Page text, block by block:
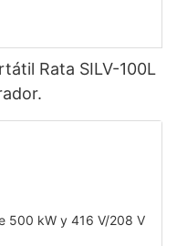
Rata SILV-100L